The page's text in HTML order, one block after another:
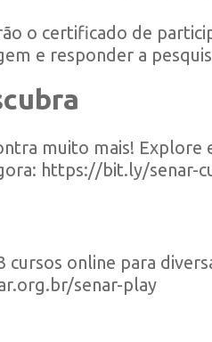
o certificado de
e responder a
muito mais!
https://bit.ly/senar-
cursos online para
senar-play